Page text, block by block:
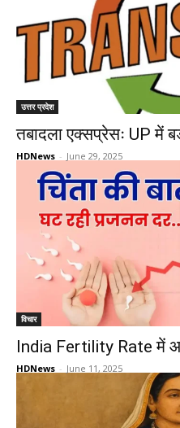
उत्तर प्रदेश
तबादला एक्सप्रेसः UP में
HDNews - June 29, 2025
विचार
India Fertility Rate में
HDNews - June 11, 2025